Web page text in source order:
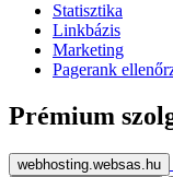
Statisztika
Linkbázis
Marketing
Pagerank
Prémium
webhosting.websas.hu